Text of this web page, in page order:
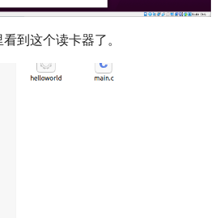
到这个读卡器了。